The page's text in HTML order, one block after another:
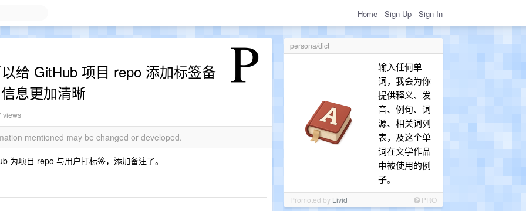
Home Sign Up Sign In
persona/dict
输入任何单
词，我会为你
提供释义、发
音、例句、词
源、相关词列
表，及这个单
词在文学作品
中被使用的例
子。
Promoted by Livid PRO
给 GitHub 项目 repo 添加标签备
息更加清晰
views
mentioned may be changed or developed.
项目 repo 与用户打标签，添加备注了。